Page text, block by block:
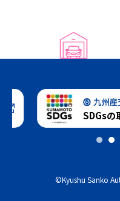
SDGsの
©Kyushu Sanko